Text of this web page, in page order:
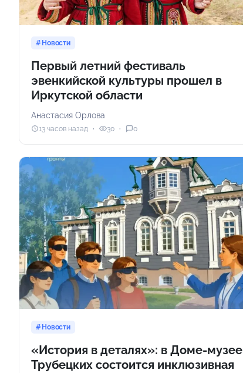
Новости
Первый летний фестиваль
эвенкийской культуры прошел в
Иркутской области
Анастасия Орлова
13 часов назад 30 0
Новости
«История в деталях»: в Доме-музее
Трубецких состоится инклюзивная